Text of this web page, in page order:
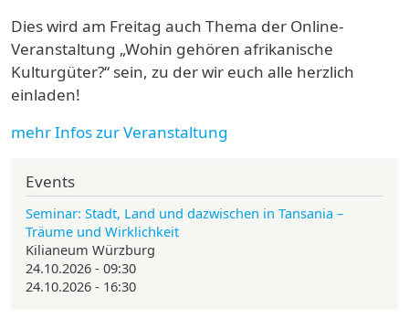
Dies wird am Freitag auch Thema der Online-
Veranstaltung „Wohin gehören afrikanische
Kulturgüter?“ sein, zu der wir euch alle herzlich
einladen!
mehr Infos zur Veranstaltung
Events
Seminar: Stadt, Land und dazwischen in Tansania –
Träume und Wirklichkeit
Kilianeum Würzburg
24.10.2026 - 09:30
24.10.2026 - 16:30